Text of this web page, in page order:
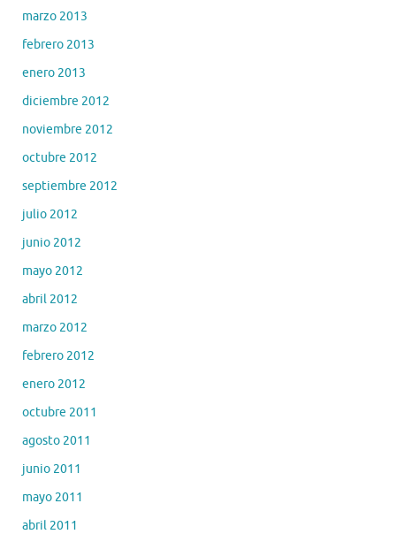
marzo 2013
febrero 2013
enero 2013
diciembre 2012
noviembre 2012
octubre 2012
septiembre 2012
julio 2012
junio 2012
mayo 2012
abril 2012
marzo 2012
febrero 2012
enero 2012
octubre 2011
agosto 2011
junio 2011
mayo 2011
abril 2011